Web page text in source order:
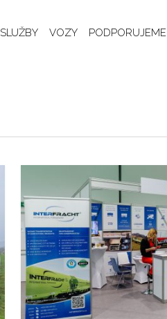
SLUŽBY VOZY PODPORUJEME